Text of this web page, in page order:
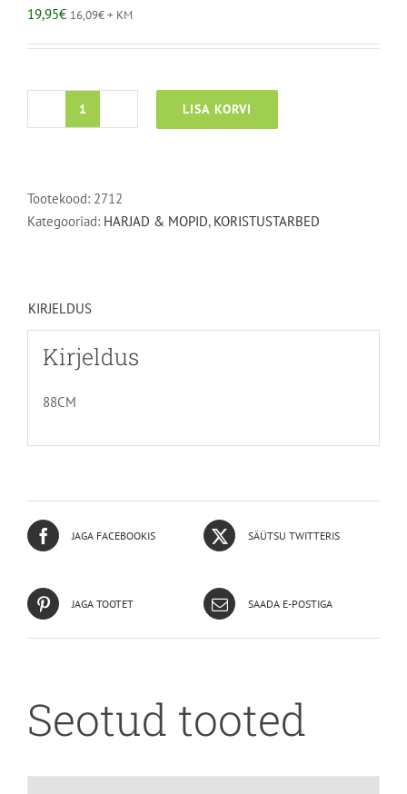
19,95€ 16,09€+ KM
Prahinäpits
LISA KORVI
Tootekood: 2712
Kategooriad: HARJAD & MOPID, KORISTUSTARBED
KIRJELDUS
Kirjeldus
88CM
JAGA FACEBOOKIS SÄÜTSU TWITTERIS
JAGA TOOTET SAADA E-POSTIGA
Seotud tooted